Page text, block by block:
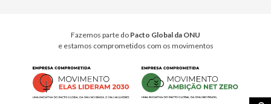
Fazemos parte do Pacto Global da ONU
e estamos comprometidos com os movimentos